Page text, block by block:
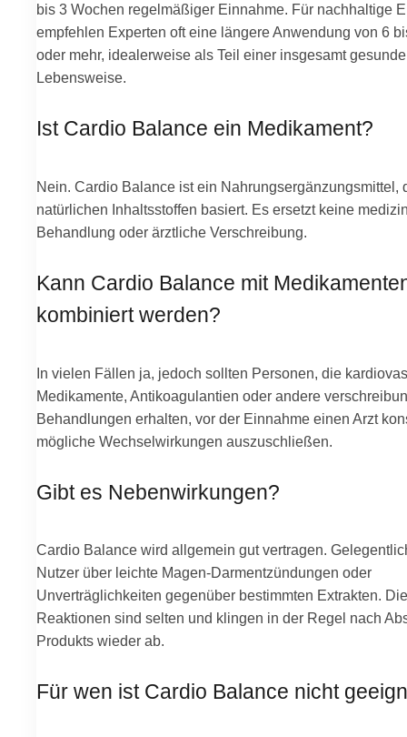
bis 3 Wochen regelmäßiger Einnahme. Für nachhaltige
empfehlen Experten oft eine längere Anwendung von 6
oder mehr, idealerweise als Teil einer insgesamt
Lebensweise.
Ist Cardio Balance ein Medikament?
Nein. Cardio Balance ist ein Nahrungsergänzungsmittel,
natürlichen Inhaltsstoffen basiert. Es ersetzt keine
Behandlung oder ärztliche Verschreibung.
Kann Cardio Balance mit
kombiniert werden?
In vielen Fällen ja, jedoch sollten Personen, die
Medikamente, Antikoagulantien oder andere
Behandlungen erhalten, vor der Einnahme einen Arzt
mögliche Wechselwirkungen auszuschließen.
Gibt es Nebenwirkungen?
Cardio Balance wird allgemein gut vertragen.
Nutzer über leichte Magen-Darmentzündungen oder
Unverträglichkeiten gegenüber bestimmten Extrakten.
Reaktionen sind selten und klingen in der Regel nach
Produkts wieder ab.
Für wen ist Cardio Balance nicht